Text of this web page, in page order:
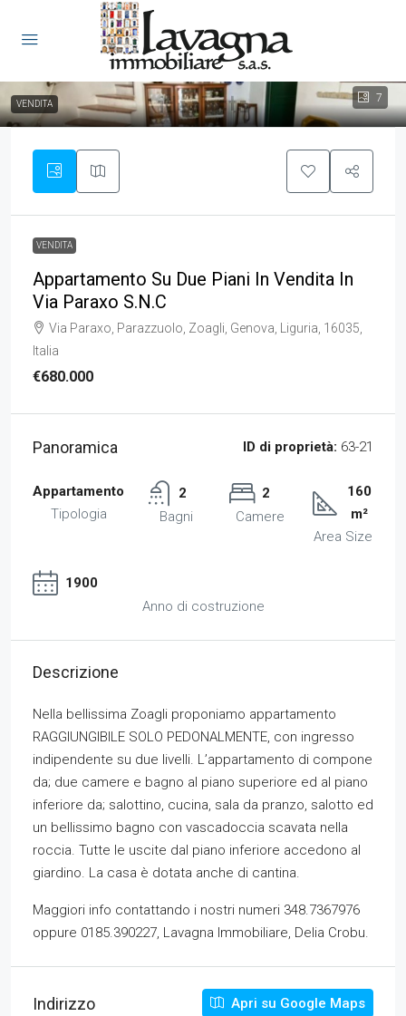
7
VENDITA
VENDITA
Appartamento Su Due Piani In Vendita In
Via Paraxo S.n.c
Via Paraxo, Parazzuolo, Zoagli, Genova, Liguria, 16035,
Italia
€680.000
Panoramica ID di proprietà: 63-21
Appartamento
Tipologia
2
Bagni
2
Camere
160
m²
Area Size
1900
Anno di costruzione
Descrizione
Nella bellissima Zoagli proponiamo appartamento
RAGGIUNGIBILE SOLO PEDONALMENTE, con ingresso
indipendente su due livelli. L’appartamento di compone
da; due camere e bagno al piano superiore ed al piano
inferiore da; salottino, cucina, sala da pranzo, salotto ed
un bellissimo bagno con vascadoccia scavata nella
roccia. Tutte le uscite dal piano inferiore accedono al
giardino. La casa è dotata anche di cantina.
Maggiori info contattando i nostri numeri 348.7367976
oppure 0185.390227, Lavagna Immobiliare, Delia Crobu.
Indirizzo Apri su Google Maps